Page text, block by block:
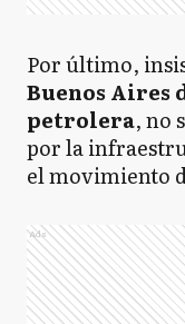
Por último,
Buenos Aires
petrolera, no
por la
el movimiento
Ads